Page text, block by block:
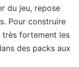
du jeu, repose
Pour construire
très fortement les
des packs aux